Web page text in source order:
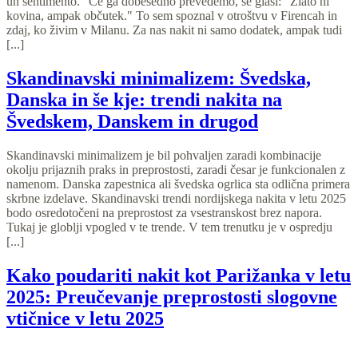
kovina, ampak občutek." To sem spoznal v otroštvu v Firencah in
zdaj, ko živim v Milanu. Za nas nakit ni samo dodatek, ampak tudi
[...]
Skandinavski minimalizem: Švedska,
Danska in še kje: trendi nakita na
Švedskem, Danskem in drugod
Skandinavski minimalizem je bil pohvaljen zaradi kombinacije
okolju prijaznih praks in preprostosti, zaradi česar je funkcionalen z
namenom. Danska zapestnica ali švedska ogrlica sta odlična primera
skrbne izdelave. Skandinavski trendi nordijskega nakita v letu 2025
bodo osredotočeni na preprostost za vsestranskost brez napora.
Tukaj je globlji vpogled v te trende. V tem trenutku je v ospredju
[...]
Kako poudariti nakit kot Parižanka v letu
2025: Preučevanje preprostosti slogovne
vtičnice v letu 2025